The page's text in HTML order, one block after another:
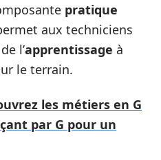
pratique
aux techniciens
l’apprentissage à
le terrain.
les métiers en G
par G pour un